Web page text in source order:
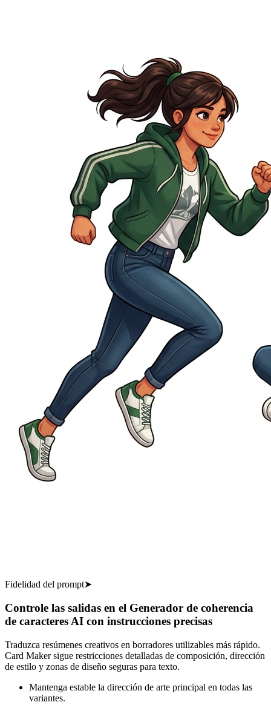
Fidelidad del prompt➤
Controle las salidas en el Generador de coherencia
de caracteres AI con instrucciones precisas
Traduzca resúmenes creativos en borradores utilizables más rápido.
Card Maker sigue restricciones detalladas de composición, dirección
de estilo y zonas de diseño seguras para texto.
Mantenga estable la dirección de arte principal en todas las
variantes.